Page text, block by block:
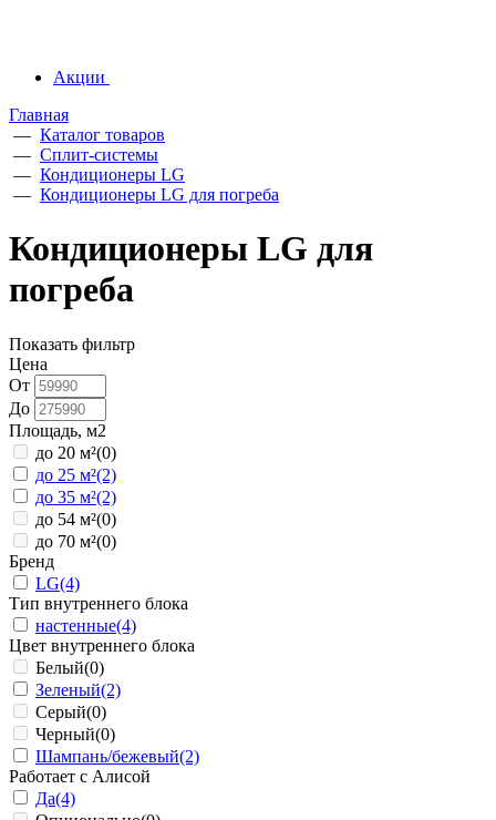
Акции
Главная
— Каталог товаров
— Сплит-системы
— Кондиционеры LG
— Кондиционеры LG для погреба
Кондиционеры LG для
погреба
Показать фильтр
Цена
От
До
Площадь, м2
до 20 м²(0)
до 25 м²(2)
до 35 м²(2)
до 54 м²(0)
до 70 м²(0)
Бренд
LG(4)
Тип внутреннего блока
настенные(4)
Цвет внутреннего блока
Белый(0)
Зеленый(2)
Серый(0)
Черный(0)
Шампань/бежевый(2)
Работает с Алисой
Да(4)